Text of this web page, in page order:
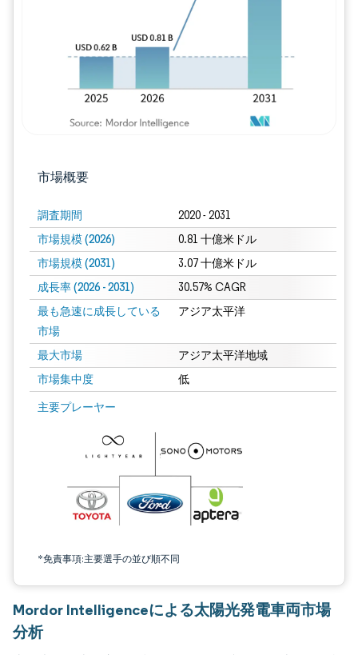
市場概要
調査期間 2020 - 2031
市場規模 (2026) 0.81 十億米ドル
市場規模 (2031) 3.07 十億米ドル
成長率 (2026 - 2031) 30.57% CAGR
最も急速に成長している
市場
アジア太平洋
最大市場 アジア太平洋地域
市場集中度 低
主要プレーヤー
*免責事項:主要選手の並び順不同
画像 © Mordor Intelligence。再利用にはCC BY 4.0の表示が必要です。
Mordor Intelligenceによる太陽光発電車両市場
分析